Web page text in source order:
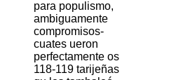
para populismo,
ambiguamente
compromisos-
cuates ueron
perfectamente os
118-119 tarijeñas